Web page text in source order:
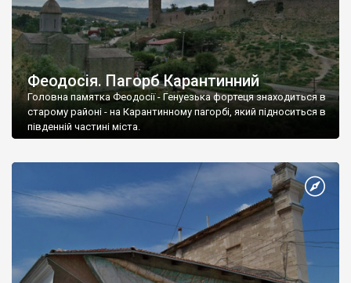
Феодосія. Пагорб Карантинний
Головна памятка Феодосії - Генуезька фортеця знаходиться в
старому районі - на Карантинному пагорбі, який підноситься в
південній частині міста.